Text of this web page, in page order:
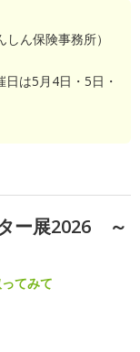
ん保険事務所）
は5月4日・5日・
ー展2026 ～
てみて